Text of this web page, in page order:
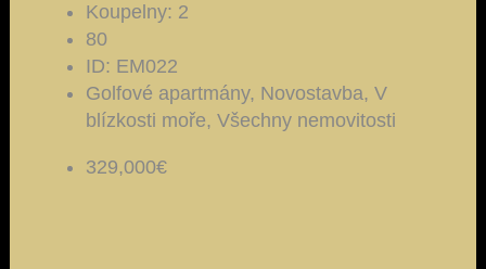
Koupelny: 2
80
ID: EM022
Golfové apartmány, Novostavba, V
blízkosti moře, Všechny nemovitosti
329,000€